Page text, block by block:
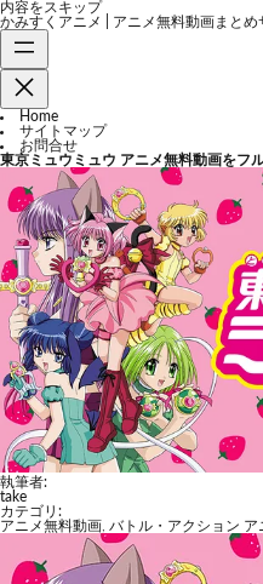
内容をスキップ
かみすくアニメ | アニメ無料動画まとめ
Home
サイトマップ
お問合せ
東京ミュウミュウ アニメ無料動画をフ
執筆者:
take
カテゴリ:
アニメ無料動画 バトル・アクション ア